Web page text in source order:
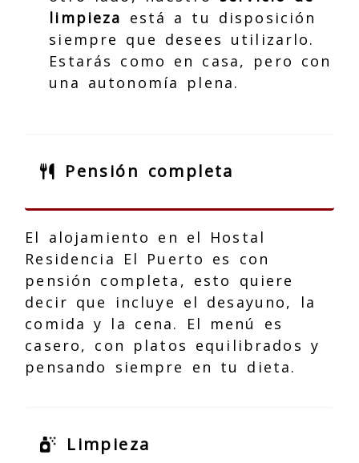
limpieza está a tu disposición
siempre que desees utilizarlo.
Estarás como en casa, pero con
una autonomía plena.
Pensión completa
El alojamiento en el Hostal
Residencia El Puerto es con
pensión completa, esto quiere
decir que incluye el desayuno, la
comida y la cena. El menú es
casero, con platos equilibrados y
pensando siempre en tu dieta.
Limpieza